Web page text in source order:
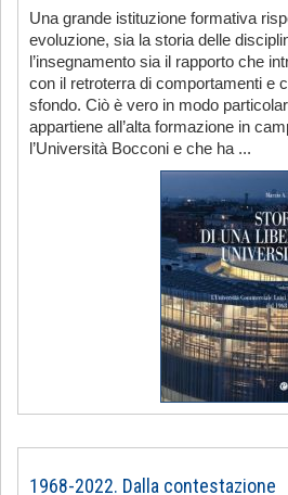
Una grande istituzione formativa
evoluzione, sia la storia delle
l’insegnamento sia il rapporto che
con il retroterra di comportamenti e
sfondo. Ciò è vero in modo
appartiene all’alta formazione in
l’Università Bocconi e che ha ...
1968-2022. Dalla contestazione